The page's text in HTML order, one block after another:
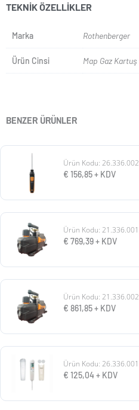
TEKNIK ÖZELLIKLER
Marka Rothenberger
Ürün Cinsi Map Gaz Kartuş
BENZER ÜRÜNLER
Ürün Kodu: 26.336.002
€ 156,85+ KDV
Ürün Kodu: 21.336.001
€ 769,39+ KDV
Ürün Kodu: 21.336.002
€ 861,85+ KDV
Ürün Kodu: 26.336.001
€ 125,04+ KDV